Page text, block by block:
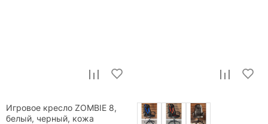
Игровое кресло ZOMBIE 8,
белый, черный, кожа